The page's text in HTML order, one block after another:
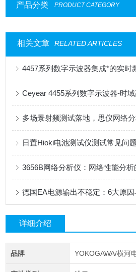
产品分类 PRODUCT CATEGORY
相关文章 RELATED ARTICLES
4457系列数字示波器集成*的实时
Ceyear 4455系列数字示波器-时
多场景射频测试落地，思仪网络
日置Hioki电池测试仪测试常见问题
3656B网络分析仪：网络性能分
德国EA电源输出不稳定：6大原
详细介绍
品牌 YOKOGAWA/横河